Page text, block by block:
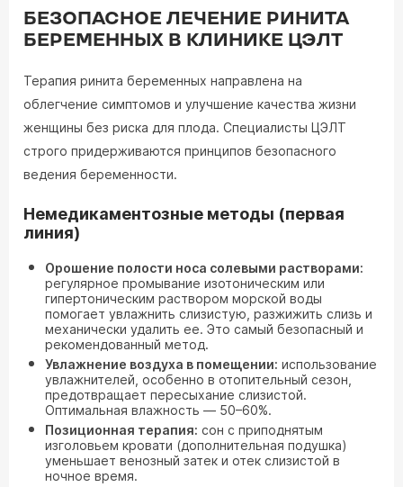
БЕЗОПАСНОЕ ЛЕЧЕНИЕ РИНИТА
БЕРЕМЕННЫХ В КЛИНИКЕ ЦЭЛТ
Терапия ринита беременных направлена на
облегчение симптомов и улучшение качества жизни
женщины без риска для плода. Специалисты ЦЭЛТ
строго придерживаются принципов безопасного
ведения беременности.
Немедикаментозные методы (первая
линия)
Орошение полости носа солевыми растворами:
регулярное промывание изотоническим или
гипертоническим раствором морской воды
помогает увлажнить слизистую, разжижить слизь и
механически удалить ее. Это самый безопасный и
рекомендованный метод.
Увлажнение воздуха в помещении: использование
увлажнителей, особенно в отопительный сезон,
предотвращает пересыхание слизистой.
Оптимальная влажность — 50–60%.
Позиционная терапия: сон с приподнятым
изголовьем кровати (дополнительная подушка)
уменьшает венозный затек и отек слизистой в
ночное время.